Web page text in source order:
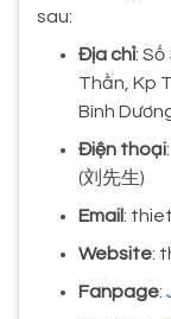
sau:
Địa chỉ:
Thần, Kp
Bình
Điện thoại
(刘先生)
Email:
Website:
Fanpage: